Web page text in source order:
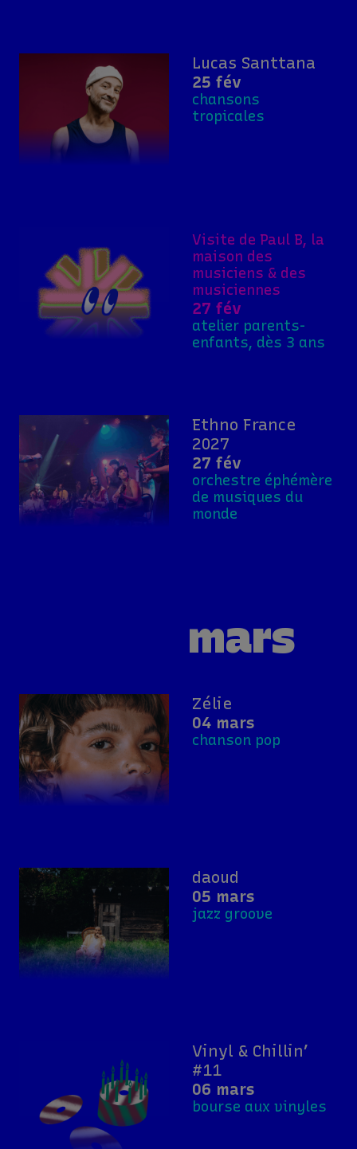
Lucas Santtana
25 fév
chansons
tropicales
Visite de Paul B, la
maison des
musiciens & des
musiciennes
27 fév
atelier parents-
enfants, dès 3 ans
Ethno France
2027
27 fév
orchestre éphémère
de musiques du
monde
mars
Zélie
04 mars
chanson pop
daoud
05 mars
jazz groove
Vinyl & Chillin’
#11
06 mars
bourse aux vinyles